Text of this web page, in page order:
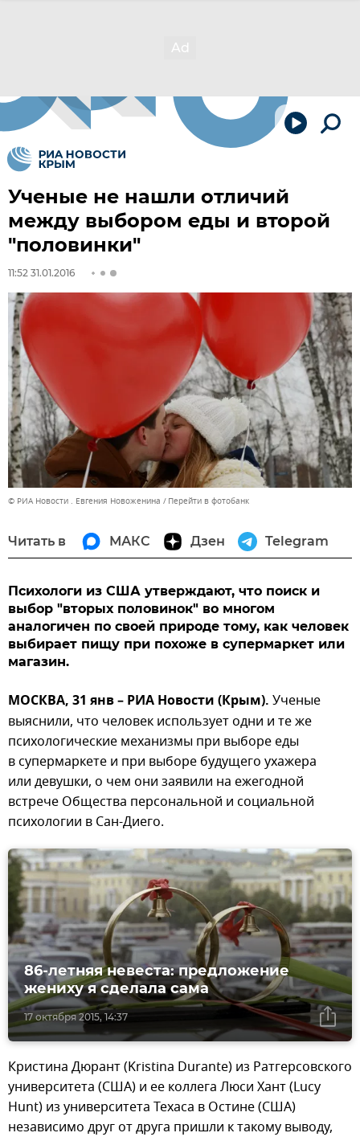
Ученые не нашли отличий
между выбором еды и второй
"половинки"
11:52 31.01.2016
© РИА Новости . Евгения Новоженина Перейти в фотобанк
Читать в МАКС Дзен Telegram
Психологи из США утверждают, что поиск и
выбор "вторых половинок" во многом
аналогичен по своей природе тому, как человек
выбирает пищу при похоже в супермаркет или
магазин.
МОСКВА, 31 янв – РИА Новости (Крым). Ученые
выяснили, что человек использует одни и те же
психологические механизмы при выборе еды
в супермаркете и при выборе будущего ухажера
или девушки, о чем они заявили на ежегодной
встрече Общества персональной и социальной
психологии в Сан-Диего.
17 октября 2015, 14:37
86-летняя невеста: предложение
жениху я сделала сама
Кристина Дюрант (Kristina Durante) из Ратгерсовского
университета (США) и ее коллега Люси Хант (Lucy
Hunt) из университета Техаса в Остине (США)
независимо друг от друга пришли к такому выводу,